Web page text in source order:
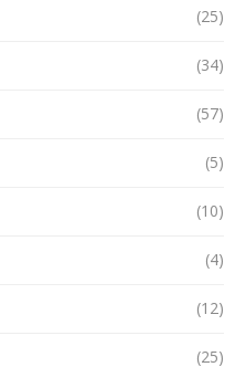
(25)
(34)
(57)
(5)
(10)
(4)
(12)
(25)